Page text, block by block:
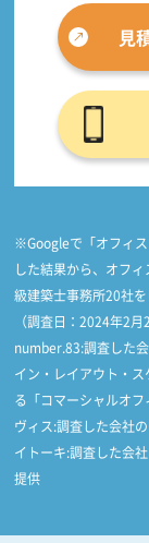
見
※Googleで「オフィ
した結果から、オフ
級建築士事務所20社
（調査日：2024年2月
number.83:調査した
イン・レイアウト・
る「コマーシャルオ
ヴィス:調査した会社
イトーキ:調査した会
提供